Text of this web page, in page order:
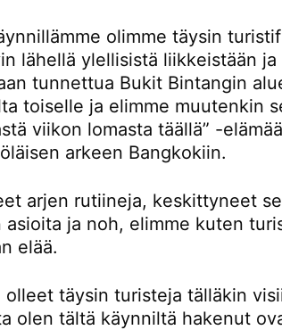
olimme täysin
lähellä ylellisistä liikkeistään ja
tunnettua Bukit Bintangin
toiselle ja elimme muutenkin
viikon lomasta täällä” -
arkeen Bangkokiin.
arjen rutiineja, keskittyneet
asioita ja noh, elimme kuten
elää.
olleet täysin turisteja tälläkin
olen tältä käynniltä hakenut